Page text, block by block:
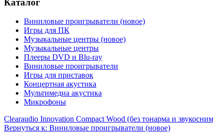
Каталог
Виниловые проигрыватели (новое)
Игры для ПК
Музыкальные центры (новое)
Музыкальные центры
Плееры DVD и Blu-ray
Виниловые проигрыватели
Игры для приставок
Концертная акустика
Мультимедиа акустика
Микрофоны
Clearaudio Innovation Compact Wood (без тонарма и
Вернуться к: Виниловые проигрыватели (новое)